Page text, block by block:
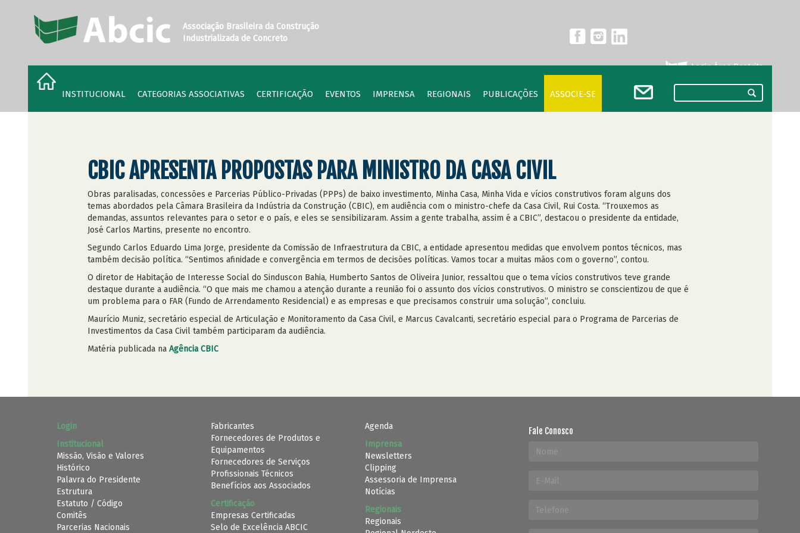
Associação Brasileira da Construção
Industrializada de Concreto
Login Área Restrita
INSTITUCIONAL CATEGORIAS ASSOCIATIVAS CERTIFICAÇÃO EVENTOS IMPRENSA REGIONAIS PUBLICAÇÕES ASSOCIE-SE
CBIC APRESENTA PROPOSTAS PARA MINISTRO DA CASA CIVIL
Obras paralisadas, concessões e Parcerias Público-Privadas (PPPs) de baixo investimento, Minha Casa, Minha Vida e vícios construtivos foram alguns dos
temas abordados pela Câmara Brasileira da Indústria da Construção (CBIC), em audiência com o ministro-chefe da Casa Civil, Rui Costa. “Trouxemos as
demandas, assuntos relevantes para o setor e o país, e eles se sensibilizaram. Assim a gente trabalha, assim é a CBIC”, destacou o presidente da entidade,
José Carlos Martins, presente no encontro.
Segundo Carlos Eduardo Lima Jorge, presidente da Comissão de Infraestrutura da CBIC, a entidade apresentou medidas que envolvem pontos técnicos, mas
também decisão política. “Sentimos afinidade e convergência em termos de decisões políticas. Vamos tocar a muitas mãos com o governo”, contou.
O diretor de Habitação de Interesse Social do Sinduscon Bahia, Humberto Santos de Oliveira Junior, ressaltou que o tema vícios construtivos teve grande
destaque durante a audiência. “O que mais me chamou a atenção durante a reunião foi o assunto dos vícios construtivos. O ministro se conscientizou de que é
um problema para o FAR (Fundo de Arrendamento Residencial) e as empresas e que precisamos construir uma solução”, concluiu.
Maurício Muniz, secretário especial de Articulação e Monitoramento da Casa Civil, e Marcus Cavalcanti, secretário especial para o Programa de Parcerias de
Investimentos da Casa Civil também participaram da audiência.
Matéria publicada na Agência CBIC
Login
Institucional
Missão, Visão e Valores
Histórico
Palavra do Presidente
Estrutura
Estatuto / Código
Comitês
Parcerias Nacionais
Fabricantes
Fornecedores de Produtos e
Equipamentos
Fornecedores de Serviços
Profissionais Técnicos
Benefícios aos Associados
Certificação
Empresas Certificadas
Selo de Excelência ABCIC
Agenda
Imprensa
Newsletters
Clipping
Assessoria de Imprensa
Notícias
Regionais
Regionais
Fale Conosco